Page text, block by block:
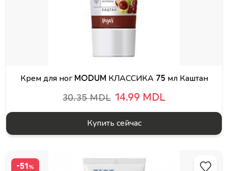
Крем для ног MODUM КЛАССИКА 75 мл Каштан
30.35 MDL 14.99 MDL
Купить сейчас
-51 %